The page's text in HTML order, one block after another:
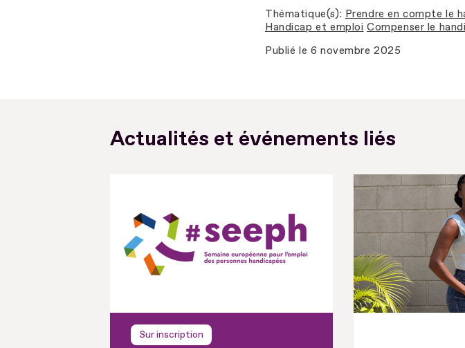
Thématique(s) Prendre en compte le
Handicap et emploi Compenser le
Publié le 6 novembre 2025
Actualités et événements liés
Sur inscription